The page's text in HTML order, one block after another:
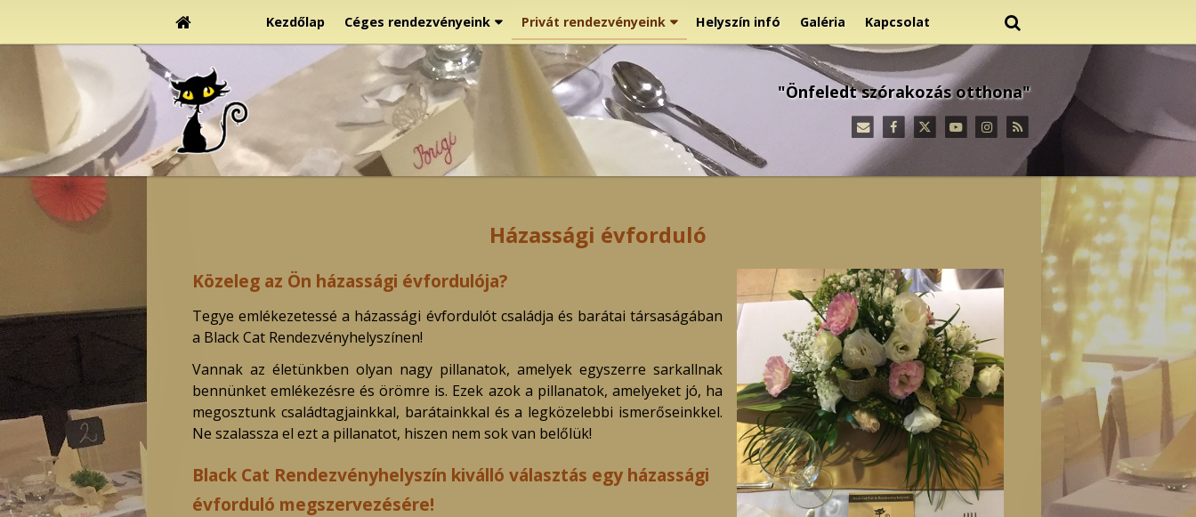
Kezdőlap Céges rendezvényeink Privát rendezvényeink Helyszín infó Galéria Kapcsolat
"Önfeledt szórakozás otthona"
Házassági évforduló
Közeleg az Ön házassági évfordulója?
Tegye emlékezetessé a házassági évfordulót családja és barátai társaságában
a Black Cat Rendezvényhelyszínen!
Vannak az életünkben olyan nagy pillanatok, amelyek egyszerre sarkallnak
bennünket emlékezésre és örömre is. Ezek azok a pillanatok, amelyeket jó, ha
megosztunk családtagjainkkal, barátainkkal és a legközelebbi ismerőseinkkel.
Ne szalassza el ezt a pillanatot, hiszen nem sok van belőlük!
Black Cat Rendezvényhelyszín kiválló választás egy házassági
évforduló megszervezésére!